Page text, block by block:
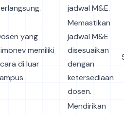
jadwal M&E.
yang
memiliki
di luar
Memastikan
jadwal M&E
disesuaikan
dengan
ketersediaan
dosen.
Mendirikan